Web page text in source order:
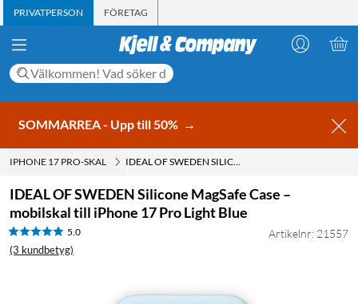
PRIVATPERSON FÖRETAG
SOMMARREA - Upp till 50% →
IPHONE 17 PRO-SKAL IDEAL OF SWEDEN SILICONE MAGSAFE CASE – MOBILSKAL TILL IPHONE 17 PRO LIGHT BLUE
IDEAL OF SWEDEN Silicone MagSafe Case –
mobilskal till iPhone 17 Pro Light Blue
5.0
(3 kundbetyg)
Artikelnr: 21557